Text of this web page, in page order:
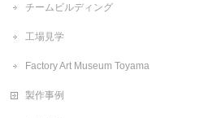
チームビルディング
工場見学
Factory Art Museum Toyama
製作事例